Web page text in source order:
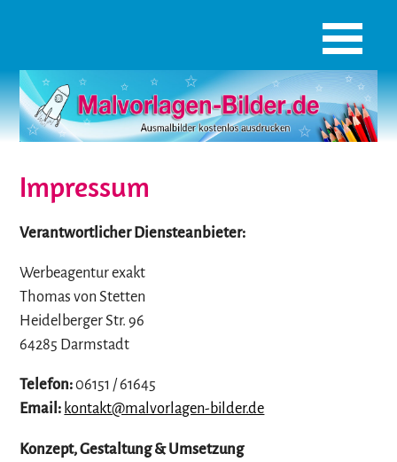
Impressum
Verantwortlicher Diensteanbieter:
Werbeagentur exakt
Thomas von Stetten
Heidelberger Str. 96
64285 Darmstadt
Telefon:06151 / 61645
Email: kontakt@malvorlagen-bilder.de
Konzept, Gestaltung & Umsetzung